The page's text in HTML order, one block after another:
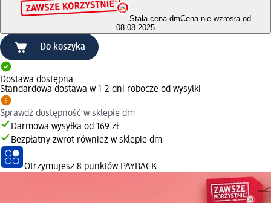
Stała cena dmCena nie wzrosła od
08.08.2025
Do koszyka
Dostawa dostępna
Standardowa dostawa w 1-2 dni robocze od wysyłki
Sprawdź dostępność w sklepie dm
Darmowa wysyłka od 169 zł
Bezpłatny zwrot również w sklepie dm
Otrzymujesz 8 punktów PAYBACK